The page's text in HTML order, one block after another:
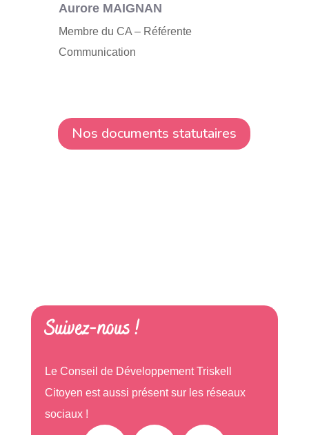
Aurore MAIGNAN
Membre du CA – Référente
Communication
Nos documents statutaires
Suivez-nous !
Le Conseil de Développement Triskell
Citoyen est aussi présent sur les réseaux
sociaux !